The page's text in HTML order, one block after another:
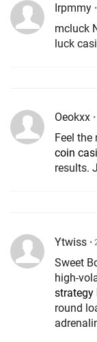
Irpmmy
mcluck
luck
Oeokxx
Feel
coin
results.
Ytwiss •
Sweet
high-
strategy
round